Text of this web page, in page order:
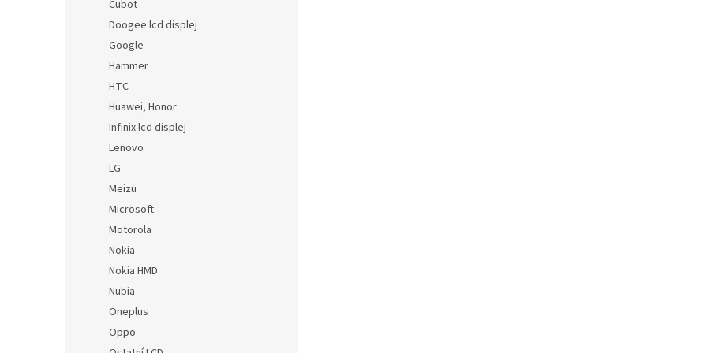
Cubot
Doogee lcd displej
Google
Hammer
HTC
Huawei, Honor
Infinix lcd displej
Lenovo
LG
Meizu
Microsoft
Motorola
Nokia
Nokia HMD
Nubia
Oneplus
Oppo